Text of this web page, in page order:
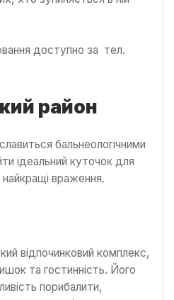
доступно за тел.
район
бальнеологічними
ідеальний куточок для
враження.
відпочинковий комплекс,
та гостинність. Його
порибалити,